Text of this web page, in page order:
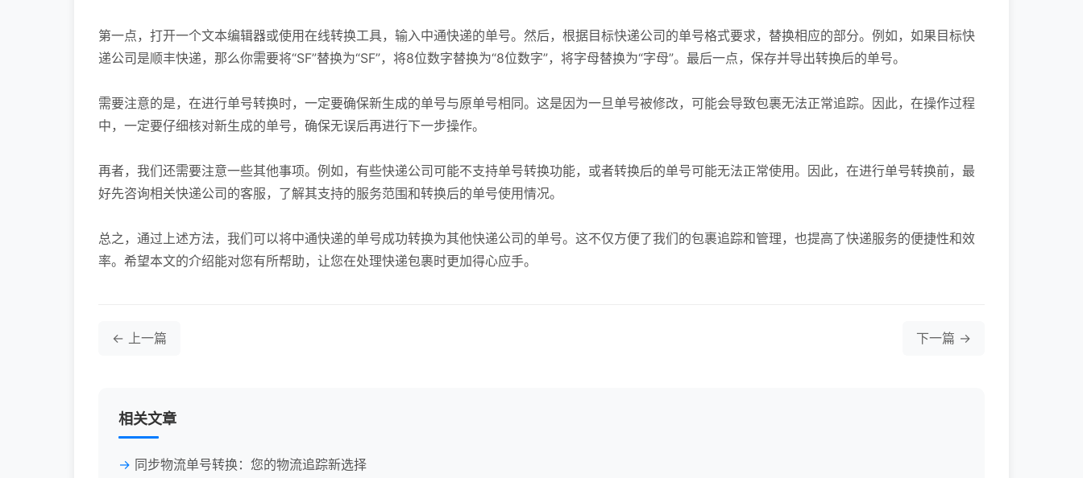
第一点，打开一个文本编辑器或使用在线转换工具，输入中通快递的单号。然后，根据目标快递公司的单号格式要求，替换相应的部分。例如，如果目标快
递公司是顺丰快递，那么你需要将“SF”替换为“SF”，将8位数字替换为“8位数字”，将字母替换为“字母”。最后一点，保存并导出转换后的单号。
需要注意的是，在进行单号转换时，一定要确保新生成的单号与原单号相同。这是因为一旦单号被修改，可能会导致包裹无法正常追踪。因此，在操作过程
中，一定要仔细核对新生成的单号，确保无误后再进行下一步操作。
再者，我们还需要注意一些其他事项。例如，有些快递公司可能不支持单号转换功能，或者转换后的单号可能无法正常使用。因此，在进行单号转换前，最
好先咨询相关快递公司的客服，了解其支持的服务范围和转换后的单号使用情况。
总之，通过上述方法，我们可以将中通快递的单号成功转换为其他快递公司的单号。这不仅方便了我们的包裹追踪和管理，也提高了快递服务的便捷性和效
率。希望本文的介绍能对您有所帮助，让您在处理快递包裹时更加得心应手。
← 上一篇 下一篇 →
相关文章
同步物流单号转换：您的物流追踪新选择